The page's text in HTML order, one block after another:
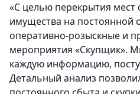
«С целью перекрытия
имущества на постоянной
оперативно-розыскные и
мероприятия «Скупщик».
каждую информацию,
Детальный анализ